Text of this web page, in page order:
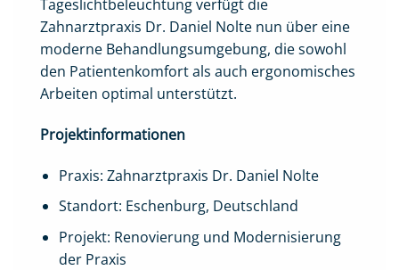
Tageslichtbeleuchtung verfügt die
Zahnarztpraxis Dr. Daniel Nolte nun über eine
moderne Behandlungsumgebung, die sowohl
den Patientenkomfort als auch ergonomisches
Arbeiten optimal unterstützt.
Projektinformationen
Praxis: Zahnarztpraxis Dr. Daniel Nolte
Standort: Eschenburg, Deutschland
Projekt: Renovierung und Modernisierung
der Praxis